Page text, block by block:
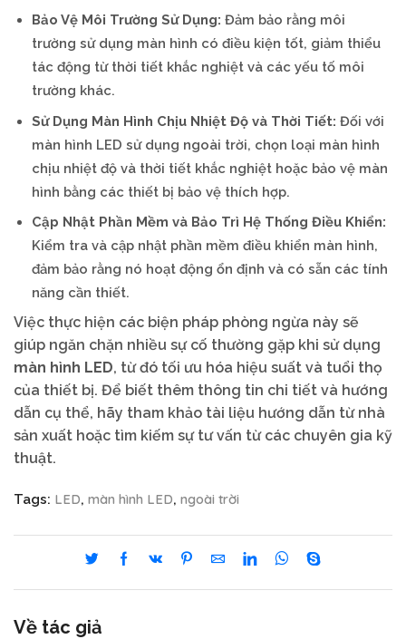
Bảo Vệ Môi Trường Sử Dụng: Đảm bảo rằng môi
trường sử dụng màn hình có điều kiện tốt, giảm thiểu
tác động từ thời tiết khắc nghiệt và các yếu tố môi
trường khác.
Sử Dụng Màn Hình Chịu Nhiệt Độ và Thời Tiết: Đối với
màn hình LED sử dụng ngoài trời, chọn loại màn hình
chịu nhiệt độ và thời tiết khắc nghiệt hoặc bảo vệ màn
hình bằng các thiết bị bảo vệ thích hợp.
Cập Nhật Phần Mềm và Bảo Trì Hệ Thống Điều Khiển:
Kiểm tra và cập nhật phần mềm điều khiển màn hình,
đảm bảo rằng nó hoạt động ổn định và có sẵn các tính
năng cần thiết.
Việc thực hiện các biện pháp phòng ngừa này sẽ
giúp ngăn chặn nhiều sự cố thường gặp khi sử dụng
màn hình LED, từ đó tối ưu hóa hiệu suất và tuổi thọ
của thiết bị. Để biết thêm thông tin chi tiết và hướng
dẫn cụ thể, hãy tham khảo tài liệu hướng dẫn từ nhà
sản xuất hoặc tìm kiếm sự tư vấn từ các chuyên gia kỹ
thuật.
Tags: LED, màn hình LED, ngoài trời
Về tác giả